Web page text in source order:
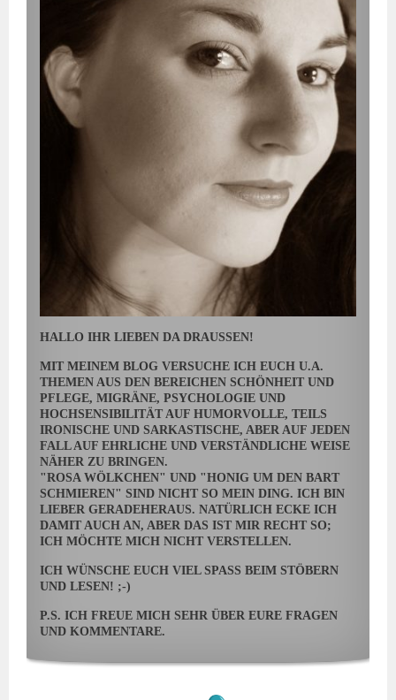
HALLO IHR LIEBEN DA DRAUSSEN!
MIT MEINEM BLOG VERSUCHE ICH EUCH U.A.
THEMEN AUS DEN BEREICHEN SCHÖNHEIT UND
PFLEGE, MIGRÄNE, PSYCHOLOGIE UND
HOCHSENSIBILITÄT AUF HUMORVOLLE, TEILS
IRONISCHE UND SARKASTISCHE, ABER AUF JEDEN
FALL AUF EHRLICHE UND VERSTÄNDLICHE WEISE
NÄHER ZU BRINGEN.
"ROSA WÖLKCHEN" UND "HONIG UM DEN BART
SCHMIEREN" SIND NICHT SO MEIN DING. ICH BIN
LIEBER GERADEHERAUS. NATÜRLICH ECKE ICH
DAMIT AUCH AN, ABER DAS IST MIR RECHT SO;
ICH MÖCHTE MICH NICHT VERSTELLEN.
ICH WÜNSCHE EUCH VIEL SPASS BEIM STÖBERN U
ND LESEN! ;-)
P.S. ICH FREUE MICH SEHR ÜBER EURE FRAGEN
UND KOMMENTARE.